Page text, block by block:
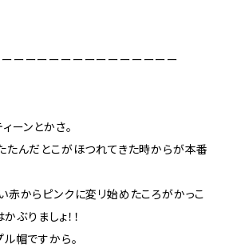
ーーーーーーーーーーーーーー
ーンとかさ。
たんだとこがほつれてきた時からが本番
からピンクに変リ始めたころがかっこ
ぶりましょ！！
帽ですから。